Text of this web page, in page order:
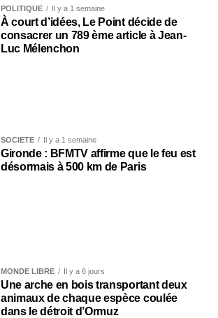
POLITIQUE Il y a 1 semaine
À court d’idées, Le Point décide de
consacrer un 789 ème article à Jean-
Luc Mélenchon
SOCIÉTÉ Il y a 1 semaine
Gironde : BFMTV affirme que le feu est
désormais à 500 km de Paris
MONDE LIBRE Il y a 6 jours
Une arche en bois transportant deux
animaux de chaque espèce coulée
dans le détroit d’Ormuz